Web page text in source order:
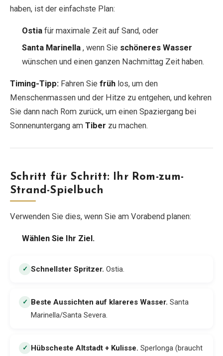
haben, ist der einfachste Plan:
Ostia für maximale Zeit auf Sand, oder
Santa Marinella , wenn Sie schöneres Wasser
wünschen und einen ganzen Nachmittag Zeit haben.
Timing-Tipp: Fahren Sie früh los, um den
Menschenmassen und der Hitze zu entgehen, und kehren
Sie dann nach Rom zurück, um einen Spaziergang bei
Sonnenuntergang am Tiber zu machen.
Schritt für Schritt: Ihr Rom-zum-
Strand-Spielbuch
Verwenden Sie dies, wenn Sie am Vorabend planen:
Wählen Sie Ihr Ziel.
✓ Schnellster Spritzer. Ostia.
✓ Beste Aussichten auf klareres Wasser. Santa
Marinella/Santa Severa.
✓ Hübscheste Altstadt + Kulisse. Sperlonga (braucht